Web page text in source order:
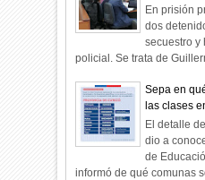
En prisión
dos
secuestro y
policial. Se trata de
Sepa en
las clases
El detalle
dio a
de
informó de qué comunas